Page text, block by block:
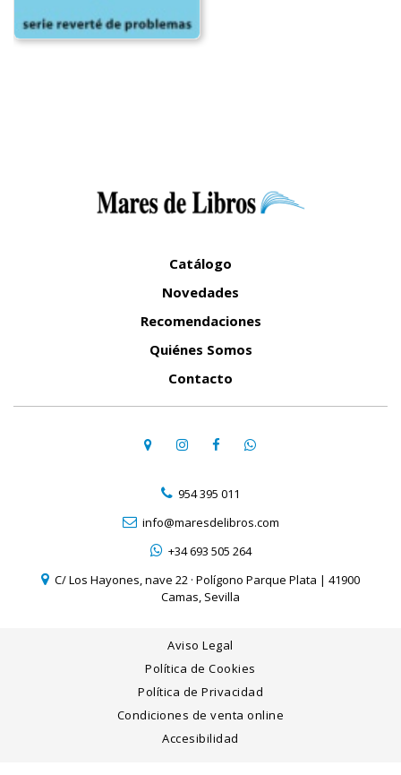
Catálogo
Novedades
Recomendaciones
Quiénes Somos
Contacto
954 395 011
info@maresdelibros.com
+34 693 505 264
C/ Los Hayones, nave 22 · Polígono Parque Plata | 41900
Camas, Sevilla
Aviso Legal
Política de Cookies
Política de Privacidad
Condiciones de venta online
Accesibilidad